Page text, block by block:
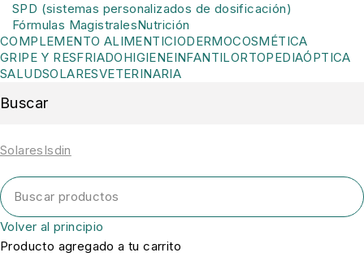
SPD (sistemas personalizados de dosificación)
Fórmulas MagistralesNutrición
COMPLEMENTO ALIMENTICIODERMOCOSMÉTICA
GRIPE Y RESFRIADOHIGIENEINFANTILORTOPEDIAÓPTICA
SALUDSOLARESVETERINARIA
Buscar
SolaresIsdin
Volver al principio
Producto agregado a tu carrito